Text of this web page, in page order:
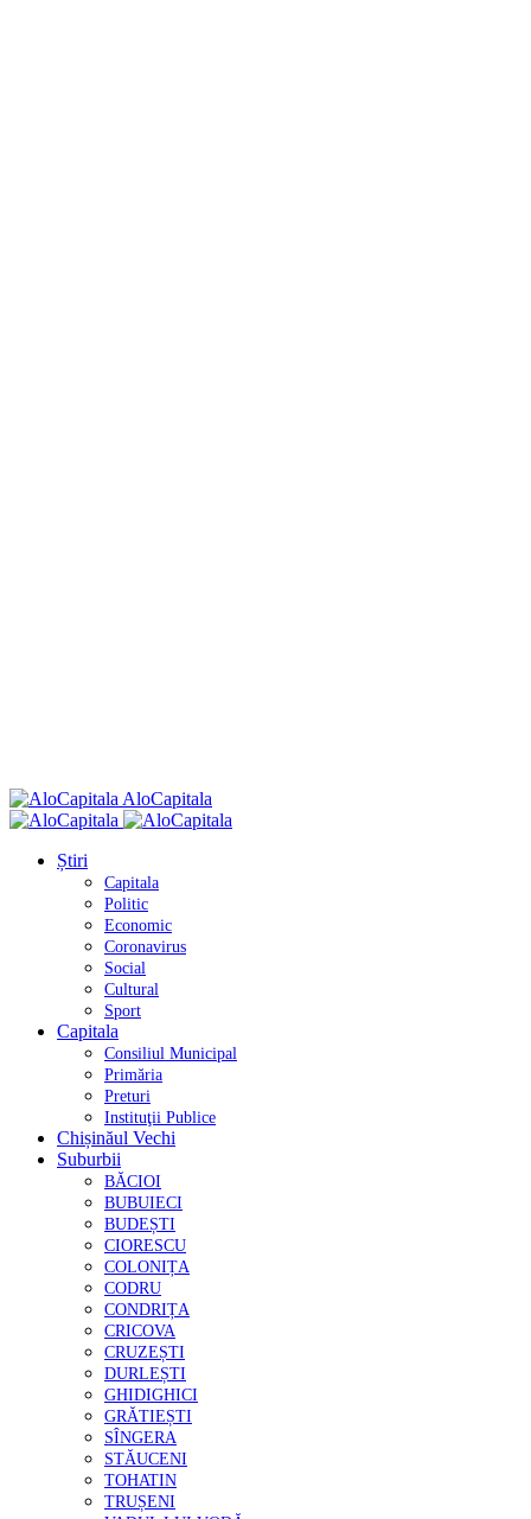
AloCapitala
Știri
Capitala
Politic
Economic
Coronavirus
Social
Cultural
Sport
Capitala
Consiliul Municipal
Primăria
Preturi
Instituţii Publice
Chișinăul Vechi
Suburbii
BĂCIOI
BUBUIECI
BUDEȘTI
CIORESCU
COLONIȚA
CODRU
CONDRIȚA
CRICOVA
CRUZEȘTI
DURLEȘTI
GHIDIGHICI
GRĂTIEȘTI
SÎNGERA
STĂUCENI
TOHATIN
TRUȘENI